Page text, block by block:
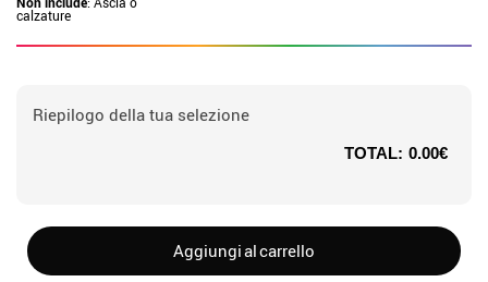
calzature
Riepilogo della tua selezione
TOTAL: 0.00€
Aggiungi al carrello